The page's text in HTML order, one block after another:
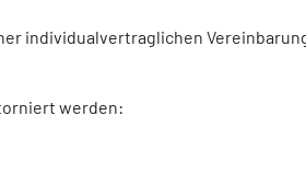
individualvertraglichen
werden: